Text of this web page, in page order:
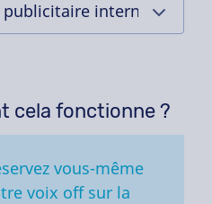
cela fonctionne ?
vous-même
voix off sur la